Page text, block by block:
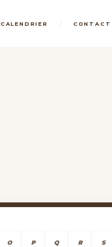
CALENDRIER / CONTACT
O P Q R S